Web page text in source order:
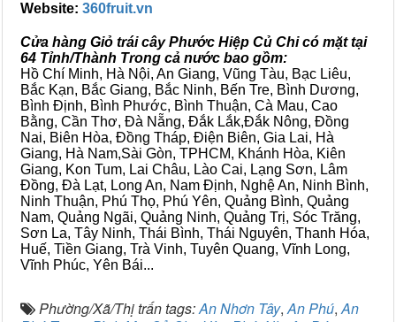
Website: 360fruit.vn
Cửa hàng Giỏ trái cây Phước Hiệp Củ Chi có mặt tại
64 Tỉnh/Thành Trong cả nước bao gồm:
Hồ Chí Minh, Hà Nội, An Giang, Vũng Tàu, Bạc Liêu,
Bắc Kạn, Bắc Giang, Bắc Ninh, Bến Tre, Bình Dương,
Bình Định, Bình Phước, Bình Thuận, Cà Mau, Cao
Bằng, Cần Thơ, Đà Nẵng, Đắk Lắk,Đắk Nông, Đồng
Nai, Biên Hòa, Đồng Tháp, Điện Biên, Gia Lai, Hà
Giang, Hà Nam,Sài Gòn, TPHCM, Khánh Hòa, Kiên
Giang, Kon Tum, Lai Châu, Lào Cai, Lạng Sơn, Lâm
Đồng, Đà Lạt, Long An, Nam Định, Nghệ An, Ninh Bình,
Ninh Thuận, Phú Thọ, Phú Yên, Quảng Bình, Quảng
Nam, Quảng Ngãi, Quảng Ninh, Quảng Trị, Sóc Trăng,
Sơn La, Tây Ninh, Thái Bình, Thái Nguyên, Thanh Hóa,
Huế, Tiền Giang, Trà Vinh, Tuyên Quang, Vĩnh Long,
Vĩnh Phúc, Yên Bái...
Phường/Xã/Thị trấn tags:An Nhơn Tây,An Phú,An